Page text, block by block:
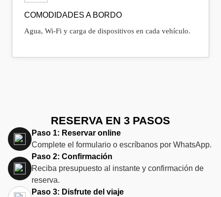
COMODIDADES A BORDO
Agua, Wi‑Fi y carga de dispositivos en cada vehículo.
RESERVA EN 3 PASOS
Paso 1: Reservar online
Complete el formulario o escríbanos por WhatsApp.
Paso 2: Confirmación
Reciba presupuesto al instante y confirmación de
reserva.
Paso 3: Disfrute del viaje